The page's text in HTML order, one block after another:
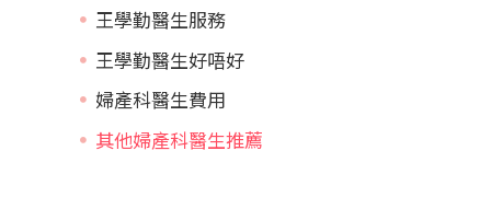
王學勤醫生服務
王學勤醫生好唔好
婦產科醫生費用
其他婦產科醫生推薦